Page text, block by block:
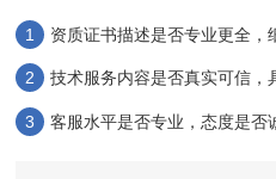
1 资质证书描述是否专业更全，
2 技术服务内容是否真实可信，
3 客服水平是否专业，态度是否